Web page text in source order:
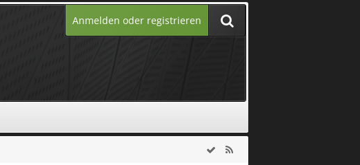
Anmelden oder registrieren